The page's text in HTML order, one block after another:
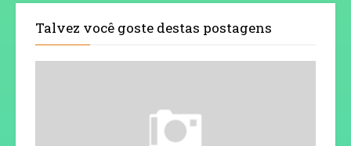
Talvez você goste destas postagens